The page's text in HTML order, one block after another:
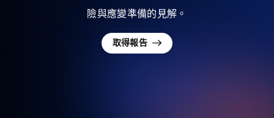
險與應變準備的見解。
取得報告